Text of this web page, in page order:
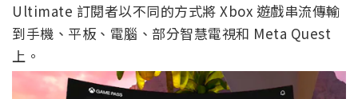
Ultimate 訂閱者以不同的方式將 Xbox 遊戲串流傳輸
到手機、平板、電腦、部分智慧電視和 Meta Quest
上。